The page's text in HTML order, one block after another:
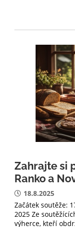
Zahrajte si
Ranko a
18.8.2025
Začátek soutěže:
2025 Ze
výherce, kteří